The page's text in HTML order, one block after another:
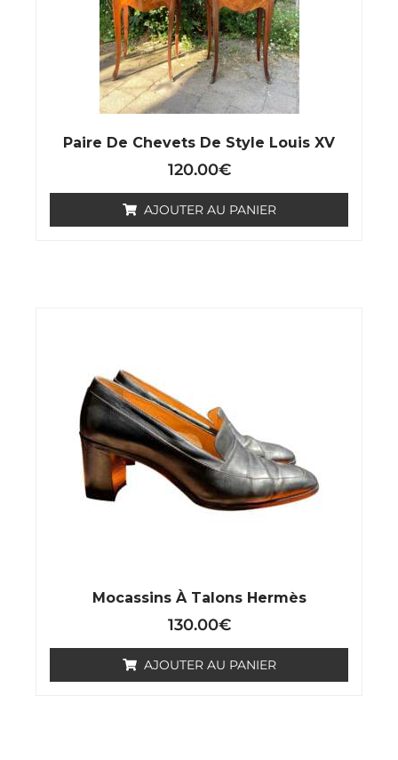
Paire De Chevets De Style Louis XV
120.00€
AJOUTER AU PANIER
Mocassins À Talons Hermès
130.00€
AJOUTER AU PANIER